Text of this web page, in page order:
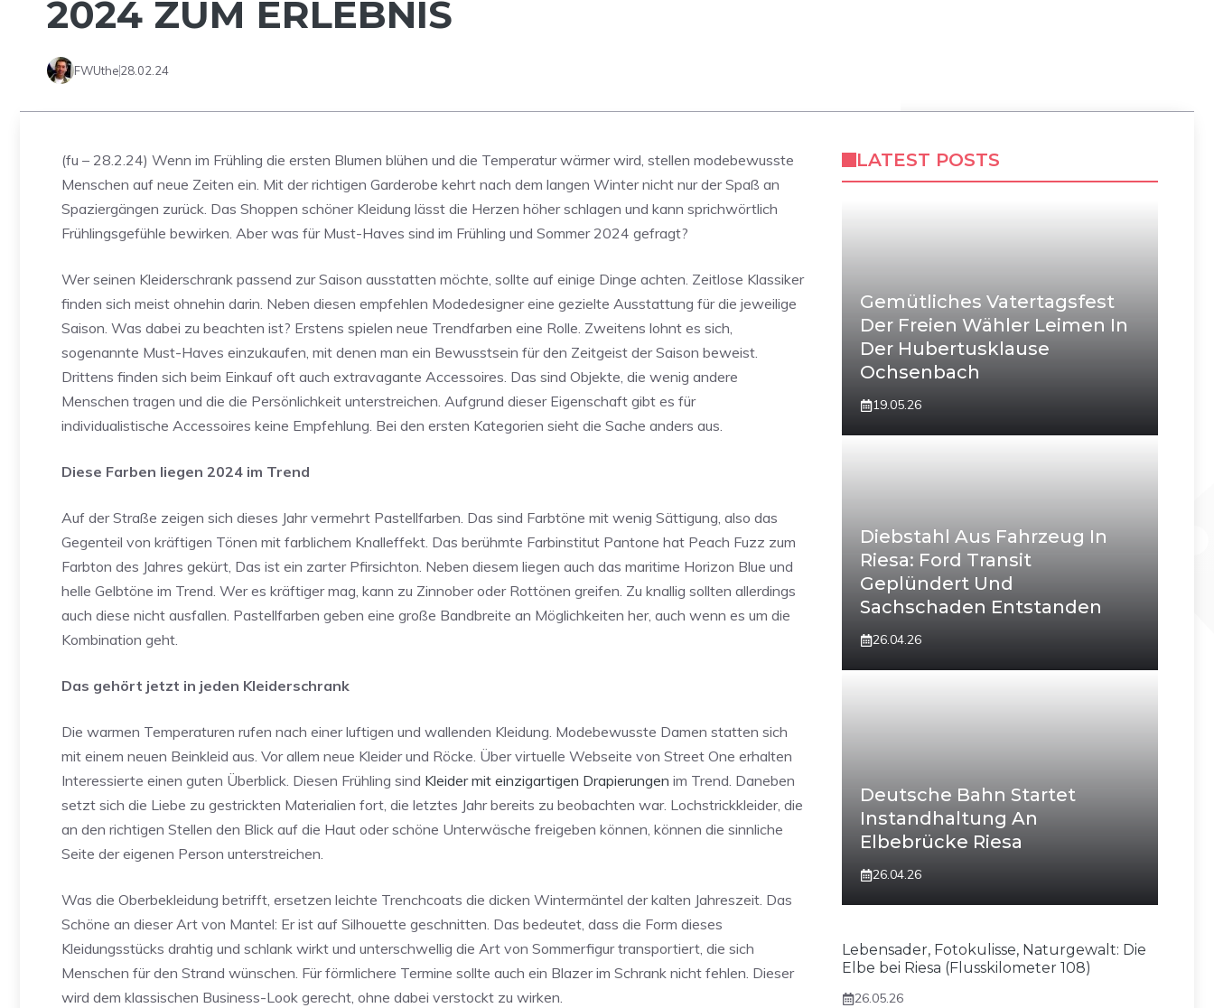
2024 ZUM ERLEBNIS
FWUthe28.02.24
(fu – 28.2.24) Wenn im Frühling die ersten Blumen blühen und die Temperatur wärmer wird, stellen modebewusste
Menschen auf neue Zeiten ein. Mit der richtigen Garderobe kehrt nach dem langen Winter nicht nur der Spaß an
Spaziergängen zurück. Das Shoppen schöner Kleidung lässt die Herzen höher schlagen und kann sprichwörtlich
Frühlingsgefühle bewirken. Aber was für Must-Haves sind im Frühling und Sommer 2024 gefragt?
Wer seinen Kleiderschrank passend zur Saison ausstatten möchte, sollte auf einige Dinge achten. Zeitlose Klassiker
finden sich meist ohnehin darin. Neben diesen empfehlen Modedesigner eine gezielte Ausstattung für die jeweilige
Saison. Was dabei zu beachten ist? Erstens spielen neue Trendfarben eine Rolle. Zweitens lohnt es sich,
sogenannte Must-Haves einzukaufen, mit denen man ein Bewusstsein für den Zeitgeist der Saison beweist.
Drittens finden sich beim Einkauf oft auch extravagante Accessoires. Das sind Objekte, die wenig andere
Menschen tragen und die die Persönlichkeit unterstreichen. Aufgrund dieser Eigenschaft gibt es für
individualistische Accessoires keine Empfehlung. Bei den ersten Kategorien sieht die Sache anders aus.
Diese Farben liegen 2024 im Trend
Auf der Straße zeigen sich dieses Jahr vermehrt Pastellfarben. Das sind Farbtöne mit wenig Sättigung, also das
Gegenteil von kräftigen Tönen mit farblichem Knalleffekt. Das berühmte Farbinstitut Pantone hat Peach Fuzz zum
Farbton des Jahres gekürt, Das ist ein zarter Pfirsichton. Neben diesem liegen auch das maritime Horizon Blue und
helle Gelbtöne im Trend. Wer es kräftiger mag, kann zu Zinnober oder Rottönen greifen. Zu knallig sollten allerdings
auch diese nicht ausfallen. Pastellfarben geben eine große Bandbreite an Möglichkeiten her, auch wenn es um die
Kombination geht.
Das gehört jetzt in jeden Kleiderschrank
Die warmen Temperaturen rufen nach einer luftigen und wallenden Kleidung. Modebewusste Damen statten sich
mit einem neuen Beinkleid aus. Vor allem neue Kleider und Röcke. Über virtuelle Webseite von Street One erhalten
Interessierte einen guten Überblick. Diesen Frühling sind Kleider mit einzigartigen Drapierungen im Trend. Daneben
setzt sich die Liebe zu gestrickten Materialien fort, die letztes Jahr bereits zu beobachten war. Lochstrickkleider, die
an den richtigen Stellen den Blick auf die Haut oder schöne Unterwäsche freigeben können, können die sinnliche
Seite der eigenen Person unterstreichen.
Was die Oberbekleidung betrifft, ersetzen leichte Trenchcoats die dicken Wintermäntel der kalten Jahreszeit. Das
Schöne an dieser Art von Mantel: Er ist auf Silhouette geschnitten. Das bedeutet, dass die Form dieses
Kleidungsstücks drahtig und schlank wirkt und unterschwellig die Art von Sommerfigur transportiert, die sich
Menschen für den Strand wünschen. Für förmlichere Termine sollte auch ein Blazer im Schrank nicht fehlen. Dieser
wird dem klassischen Business-Look gerecht, ohne dabei verstockt zu wirken.
LATEST POSTS
Gemütliches Vatertagsfest
Der Freien Wähler Leimen In
Der Hubertusklause
Ochsenbach
19.05.26
Diebstahl Aus Fahrzeug In
Riesa: Ford Transit
Geplündert Und
Sachschaden Entstanden
26.04.26
Deutsche Bahn Startet
Instandhaltung An
Elbebrücke Riesa
26.04.26
Lebensader, Fotokulisse, Naturgewalt: Die
Elbe bei Riesa (Flusskilometer 108)
26.05.26